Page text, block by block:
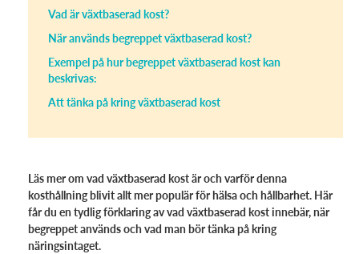
Vad är växtbaserad kost?
När används begreppet växtbaserad kost?
Exempel på hur begreppet växtbaserad kost kan
beskrivas:
Att tänka på kring växtbaserad kost
Läs mer om vad växtbaserad kost är och varför denna
kosthållning blivit allt mer populär för hälsa och hållbarhet. Här
får du en tydlig förklaring av vad växtbaserad kost innebär, när
begreppet används och vad man bör tänka på kring
näringsintaget.